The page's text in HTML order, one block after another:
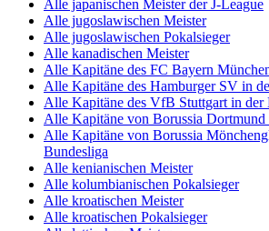
Alle japanischen Meister der J-League
Alle jugoslawischen Meister
Alle jugoslawischen Pokalsieger
Alle kanadischen Meister
Alle Kapitäne des FC Bayern
Alle Kapitäne des Hamburger SV in
Alle Kapitäne des VfB Stuttgart in der
Alle Kapitäne von Borussia Dortmund
Alle Kapitäne von Borussia
Bundesliga
Alle kenianischen Meister
Alle kolumbianischen Pokalsieger
Alle kroatischen Meister
Alle kroatischen Pokalsieger